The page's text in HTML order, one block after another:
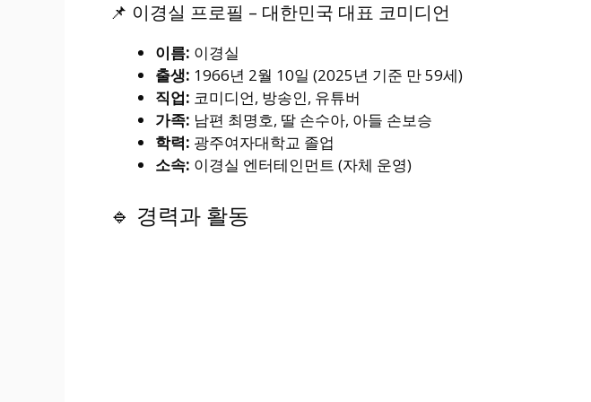
📌 이경실 프로필 – 대한민국 대표 코미디언
이름: 이경실
출생: 1966년 2월 10일 (2025년 기준 만 59세)
직업: 코미디언, 방송인, 유튜버
가족: 남편 최명호, 딸 손수아, 아들 손보승
학력: 광주여자대학교 졸업
소속: 이경실 엔터테인먼트 (자체 운영)
🔹 경력과 활동